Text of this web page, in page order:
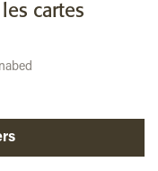
cartes